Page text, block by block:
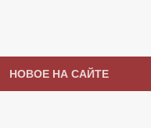
НОВОЕ НА САЙТЕ